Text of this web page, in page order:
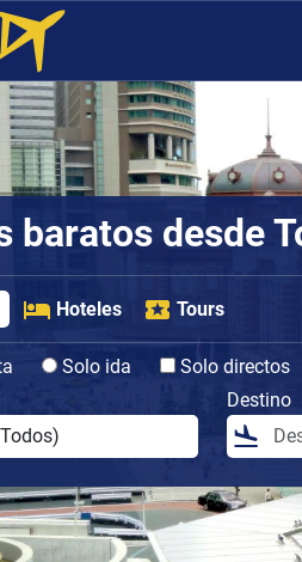
baratos desde
Hoteles Tours
Solo ida
Solo directos
Destino